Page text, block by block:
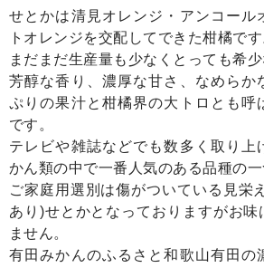
せとかは清見オレンジ・アンコール
トオレンジを交配してできた柑橘です
まだまだ生産量も少なくとっても希少
芳醇な香り、濃厚な甘さ、なめらか
ぷりの果汁と柑橘界の大トロとも呼
です。
テレビや雑誌などでも数多く取り上
かん類の中で一番人気のある品種の一
ご家庭用選別は傷がついている見栄
あり)せとかとなっておりますがお味
ません。
有田みかんのふるさと和歌山有田の